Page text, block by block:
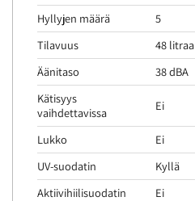
Hyllyjen määrä
5
Tilavuus
48 litraa
Äänitaso
38 dBA
Kätisyys
vaihdettavissa
Ei
Lukko
Ei
UV-suodatin
Kyllä
Aktiivihiilisuodatin
Ei